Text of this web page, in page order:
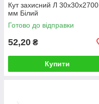
Кут захисний Л 30х30х2700
мм Білий
Готово до відправки
52,20 ₴
Купити